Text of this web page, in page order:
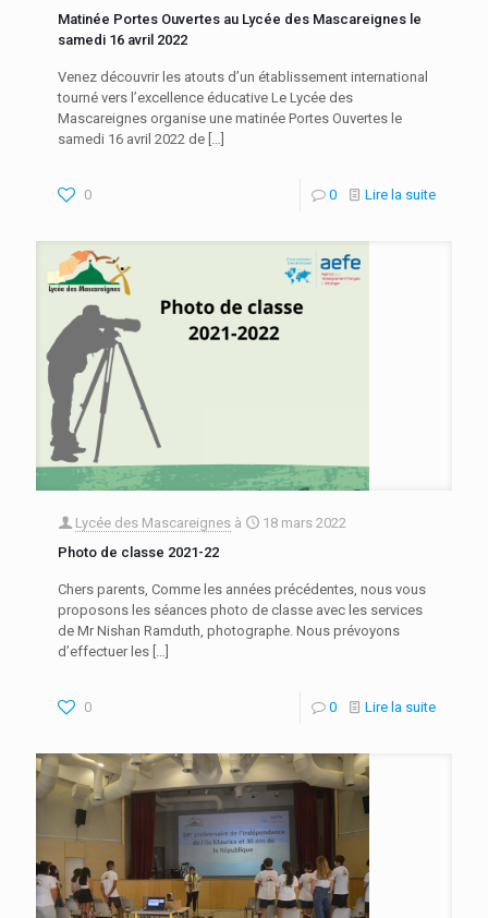
Matinée Portes Ouvertes au Lycée des Mascareignes le
samedi 16 avril 2022
Venez découvrir les atouts d’un établissement international
tourné vers l’excellence éducative Le Lycée des
Mascareignes organise une matinée Portes Ouvertes le
samedi 16 avril 2022 de […]
0 0 Lire la suite
Lycée des Mascareignes à
18 mars 2022
Photo de classe 2021-22
Chers parents, Comme les années précédentes, nous vous
proposons les séances photo de classe avec les services
de Mr Nishan Ramduth, photographe. Nous prévoyons
d’effectuer les […]
0 0 Lire la suite